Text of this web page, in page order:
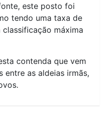
este posto foi
tendo uma taxa de
classificação máxima
contenda que vem
entre as aldeias irmãs,